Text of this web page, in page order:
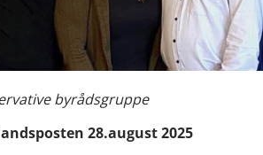
byrådsgruppe
28.august 2025